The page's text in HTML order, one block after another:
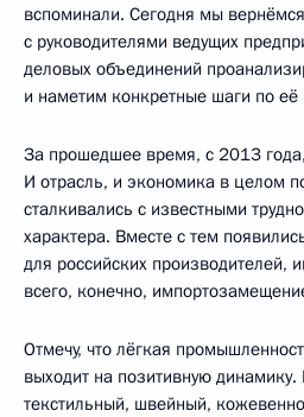
вспоминали. Сегодня мы
с руководителями ведущих
деловых объединений
и наметим конкретные шаги по её
За прошедшее время, с 2013
И отрасль, и экономика в целом
сталкивались с известными
характера. Вместе с тем
для российских производителей,
всего, конечно,
Отмечу, что лёгкая
выходит на позитивную
текстильный, швейный,